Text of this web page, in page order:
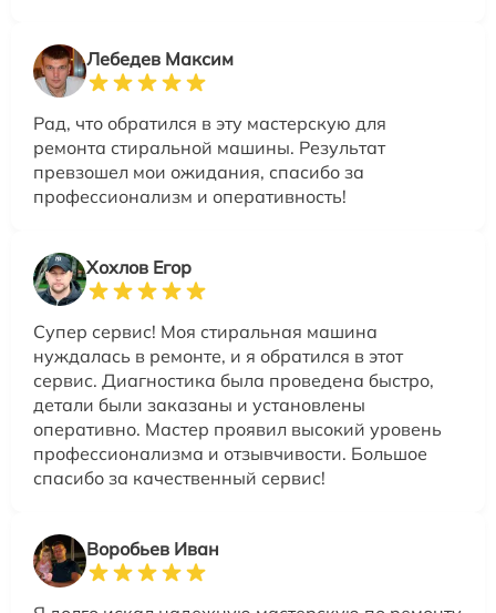
Лебедев Максим
Рад, что обратился в эту мастерскую для
ремонта стиральной машины. Результат
превзошел мои ожидания, спасибо за
профессионализм и оперативность!
Хохлов Егор
Супер сервис! Моя стиральная машина
нуждалась в ремонте, и я обратился в этот
сервис. Диагностика была проведена быстро,
детали были заказаны и установлены
оперативно. Мастер проявил высокий уровень
профессионализма и отзывчивости. Большое
спасибо за качественный сервис!
Воробьев Иван